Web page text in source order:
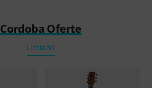
Cordoba Oferte
Lichidări